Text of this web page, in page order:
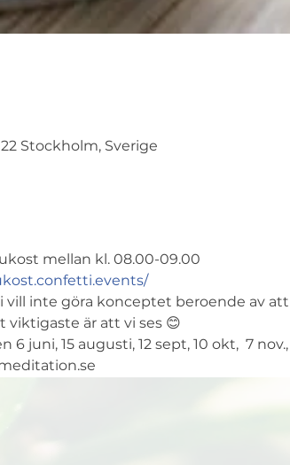
Stockholm, Sverige
mellan kl. 08.00-09.00
vill inte göra konceptet beroende av
viktigaste är att vi ses 😊
juni, 15 augusti, 12 sept, 10 okt,  7